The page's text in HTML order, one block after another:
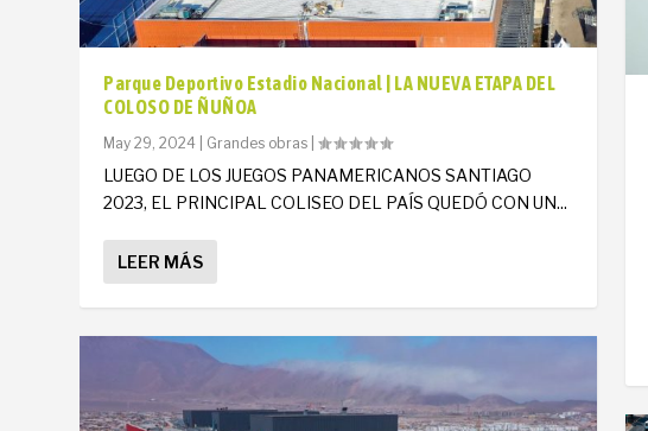
Parque Deportivo Estadio Nacional | LA NUEVA ETAPA DEL
COLOSO DE ÑUÑOA
May 29, 2024 Grandes obras |
LUEGO DE LOS JUEGOS PANAMERICANOS SANTIAGO
2023, EL PRINCIPAL COLISEO DEL PAÍS QUEDÓ CON UN...
LEER MÁS